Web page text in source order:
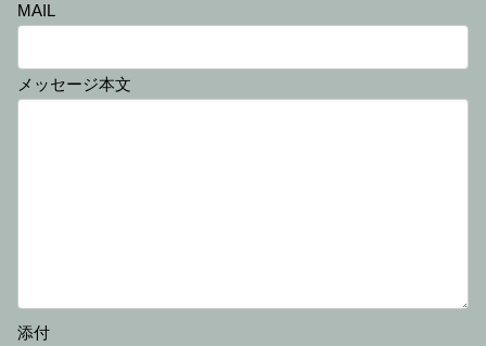
MAIL
メッセージ本文
添付